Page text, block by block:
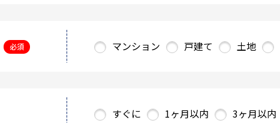
必須 マンション 戸建て 土地
すぐに 1ヶ月以内 3ヶ月以内